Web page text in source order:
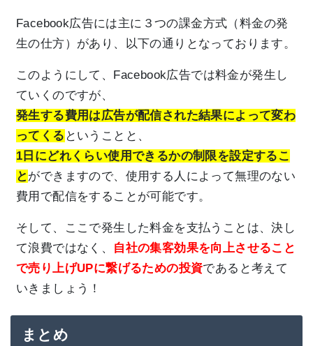
Facebook広告には主に３つの課金方式（料金の発
生の仕方）があり、以下の通りとなっております。
このようにして、Facebook広告では料金が発生し
ていくのですが、
発生する費用は広告が配信された結果によって変わ
ってくる ということと、
1日にどれくらい使用できるかの制限を設定するこ
と ができますので、使用する人によって無理のない
費用で配信をすることが可能です。
そして、ここで発生した料金を支払うことは、決し
て浪費ではなく、 自社の集客効果を向上させること
で売り上げUPに繋げるための投資であると考えて
いきましょう！
まとめ